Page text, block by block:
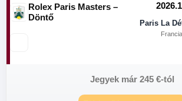
Rolex Paris Masters –
Döntő
Paris La
Jegyek már 245 €-tól